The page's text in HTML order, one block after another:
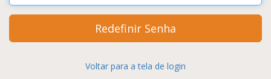
Redefinir Senha
Voltar para a tela de login